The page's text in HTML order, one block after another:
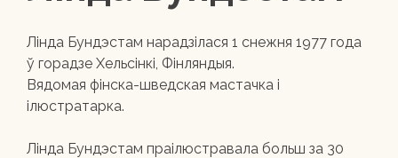
Лінда Бундэстам нарадзілася 1 снежня 1977 года
ў горадзе Хельсінкі, Фінляндыя.
Вядомая фінска-шведская мастачка і
ілюстратарка.
Лінда Бундэстам праілюстравала больш за 30